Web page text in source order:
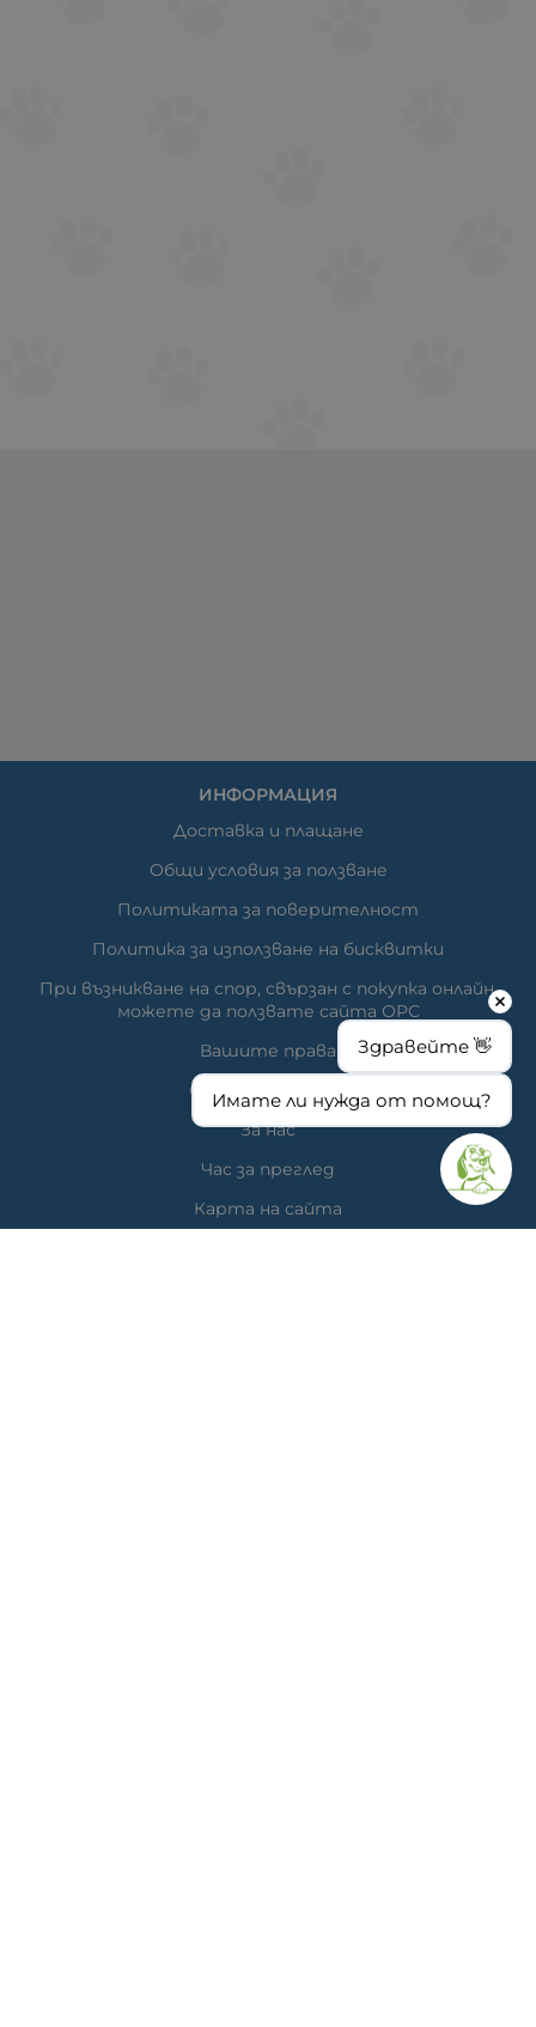
ИНФОРМАЦИЯ
Доставка и плащане
Общи условия за ползване
Политиката за поверителност
Политика за използване на бисквитки
При възникване на спор, свързан с покупка онлайн,
можете да ползвате сайта ОРС
Вашите права
Отказ от сделка
За нас
Час за преглед
Карта на сайта
Здравейте 👋
Имате ли нужда от помощ?